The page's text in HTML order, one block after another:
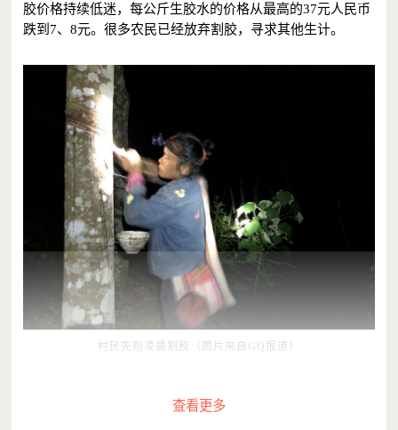
胶价格持续低迷，每公斤生胶水的价格从最高的37元人民币
跌到7、8元。很多农民已经放弃割胶，寻求其他生计。
村民先则凌晨割胶（图片来自GQ报道）
热带雨林生态破坏严重
查看更多